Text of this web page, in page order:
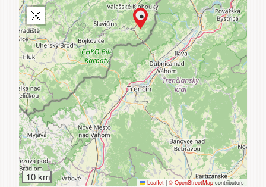
10 km Leaflet | © OpenStreetMap contributors